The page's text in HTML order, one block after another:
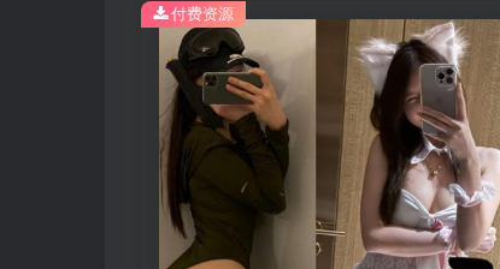
付费资源